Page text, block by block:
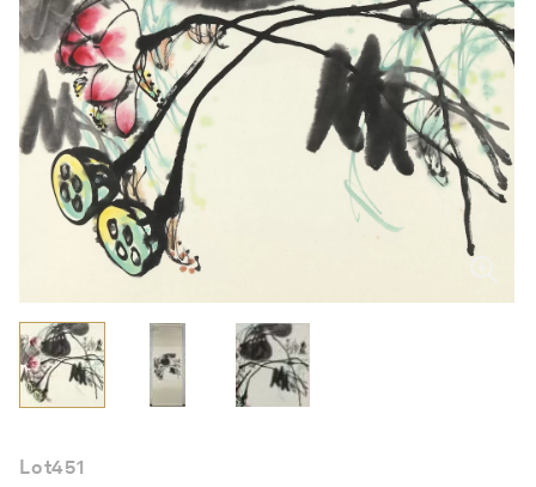
简体中文
Lot451